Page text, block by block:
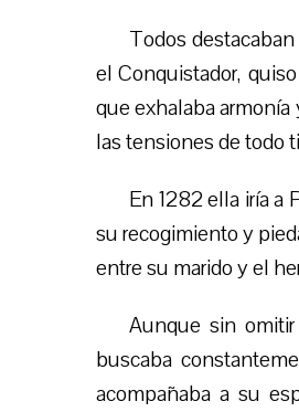
Todos
el Conquistador,
que exhalaba
las tensiones de todo
En 1282 ella iría a
su recogimiento y
entre su marido y el
Aunque sin
buscaba
acompañaba a su